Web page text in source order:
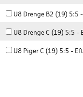
U8 Drenge B2 (19) 5:5
U8 Drenge C (19) 5:5 -
U8 Piger C (19) 5:5 -